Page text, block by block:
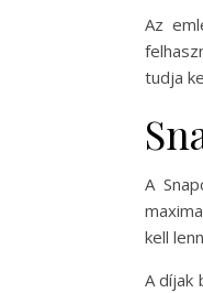
Az
tudja
A
kell
A díjak